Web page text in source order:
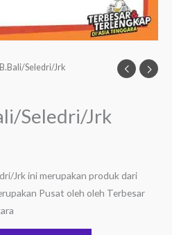
Seledri/Jrk
Seledri/Jrk
Jrk ini merupakan produk dari
Pusat oleh oleh Terbesar